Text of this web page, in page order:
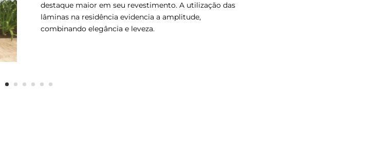
destaque maior em seu revestimento. A utilização das
lâminas na residência evidencia a amplitude,
combinando elegância e leveza.